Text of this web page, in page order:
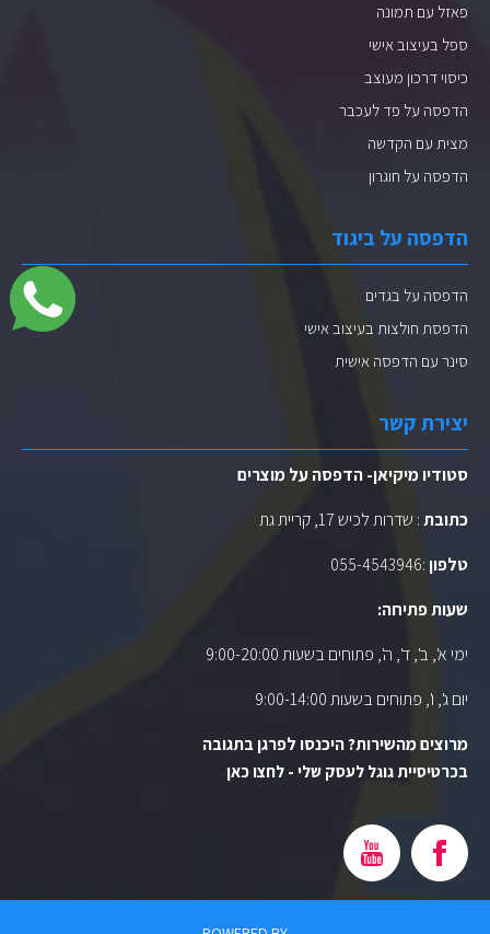
פאזל עם תמונה
ספל בעיצוב אישי
כיסוי דרכון מעוצב
הדפסה על פד לעכבר
מצית עם הקדשה
הדפסה על חוגרון
הדפסה על ביגוד
הדפסה על בגדים
הדפסת חולצות בעיצוב אישי
סינר עם הדפסה אישית
יצירת קשר
סטודיו מיקיאן- הדפסה על מוצרים
כתובת: שדרות לכיש 17, קריית גת
טלפון:
055-4543946
שעות פתיחה:
ימי א', ב', ד', ה', פתוחים בשעות 9:00-20:00
יום ג', ו', פתוחים בשעות 9:00-14:00
מרוצים מהשירות? היכנסו לפרגן בתגובה
בכרטיסיית גוגל לעסק שלי - לחצו כאן